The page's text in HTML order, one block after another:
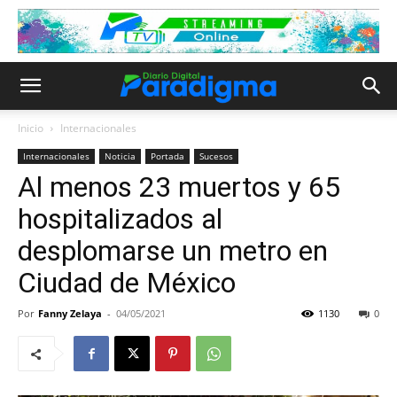
Inicio Internacionales
Internacionales Noticia Portada Sucesos
Al menos 23 muertos y 65
hospitalizados al
desplomarse un metro en
Ciudad de México
Por Fanny Zelaya - 04/05/2021 0
1130